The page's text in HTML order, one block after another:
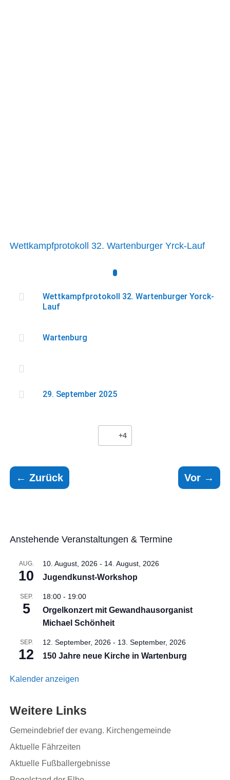
Wettkampfprotokoll 32. Wartenburger Yrck-Lauf

Wettkampfprotokoll 32. Wartenburger Yorck-
Lauf
 Wartenburg

 29. September 2025
+4
←Zurück Vor→
Anstehende Veranstaltungen & Termine
AUG.
10
10. August, 2026 - 14. August, 2026
Jugendkunst-Workshop
SEP.
5
18:00 - 19:00
Orgelkonzert mit Gewandhausorganist
Michael Schönheit
SEP.
12
12. September, 2026 - 13. September, 2026
150 Jahre neue Kirche in Wartenburg
Kalender anzeigen
Weitere Links
Gemeindebrief der evang. Kirchengemeinde
Aktuelle Fährzeiten
Aktuelle Fußballergebnisse